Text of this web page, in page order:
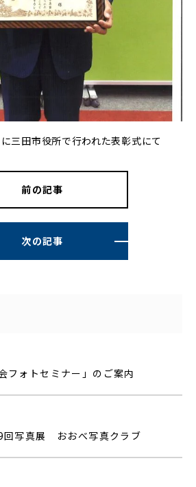
三田市役所で行われた表彰式にて
前の記事
次の記事
フォトセミナー」のご案内
写真展 おおべ写真クラブ